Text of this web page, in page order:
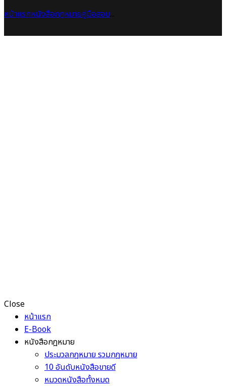
หน้าแรกหนังสือกฎหมายคู่มือสอบ
Close
หน้าแรก
E-Book
หนังสือกฎหมาย
ประมวลกฎหมาย รวมกฎหมาย
10 อันดับหนังสือขายดี
หมวดหนังสือทั้งหมด